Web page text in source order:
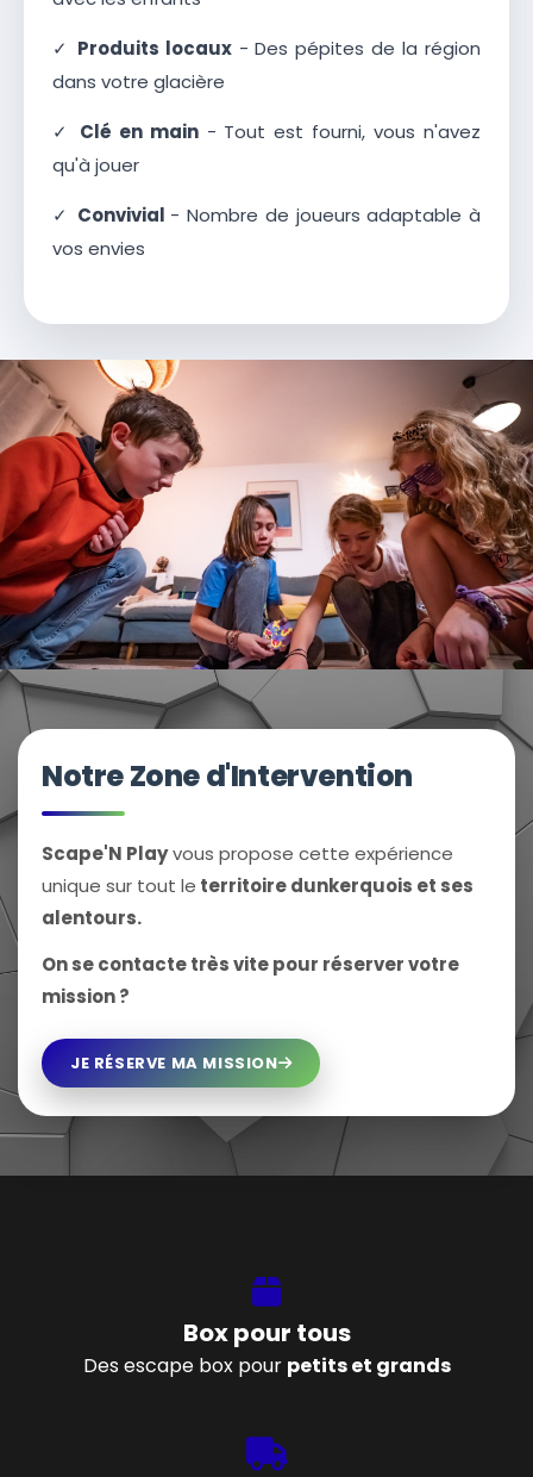
✓ Produits locaux- Des pépites de la région
dans votre glacière
✓ Clé en main- Tout est fourni, vous n'avez
qu'à jouer
✓ Convivial - Nombre de joueurs adaptable à
vos envies
Notre Zone d'Intervention
Scape'N Playvous propose cette expérience
unique sur tout le territoire dunkerquois et ses
alentours.
On se contacte très vite pour réserver votre
mission ?
JE RÉSERVE MA MISSION
Box pour tous
Des escape box pour petits et grands